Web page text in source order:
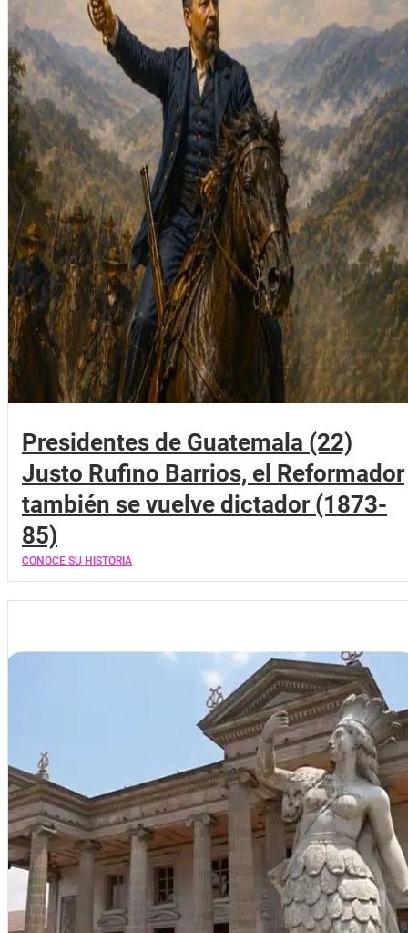
Presidentes de Guatemala (22)
Justo Rufino Barrios, el Reformador
también se vuelve dictador (1873-
85)
CONOCE SU HISTORIA